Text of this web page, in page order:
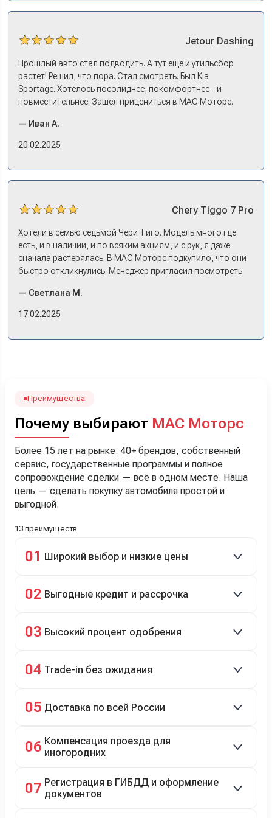
Jetour Dashing
Прошлый авто стал подводить. А тут еще и утильсбор
растет! Решил, что пора. Стал смотреть. Был Kia
Sportage. Хотелось посолиднее, покомфортнее - и
повместительнее. Зашел прицениться в МАС Моторс.
и прям мое! Даже не скажешь, что «китаец». Прям не
вылезая из него и порешали. Спортэйдж в трейд-ин
— Иван А.
20.02.2025
Chery Tiggo 7 Pro
Хотели в семью седьмой Чери Тиго. Модель много где
есть, и в наличии, и по всяким акциям, и с рук, я даже
сначала растерялась. В МАС Моторс подкупило, что они
быстро откликнулись. Менеджер пригласил посмотреть
примериться. Нам тут недалеко, пришли в салон - и в тот
же день купили машину! Неожиданно, но довольны! Все
менеджеру Сергею, профессионал своего дела!
— Светлана М.
17.02.2025
Преимущества
Почему выбирают МАС Моторс
Более 15 лет на рынке. 40+ брендов, собственный
сервис, государственные программы и полное
сопровождение сделки — всё в одном месте. Наша
цель — сделать покупку автомобиля простой и
выгодной.
13 преимуществ
01 Широкий выбор и низкие цены
подержанные авто.
02 Выгодные кредит и рассрочка
рассрочка 0% на 2 года при первом взносе 35–50%.
03 Высокий процент одобрения
04 Trade-in без ожидания
05 Доставка по всей России
06 Компенсация проезда для
иногородних
07 Регистрация в ГИБДД и оформление
документов